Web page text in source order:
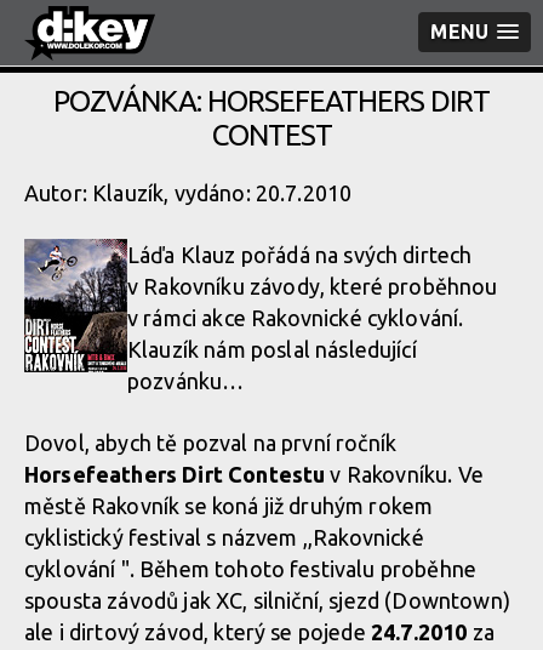
MENU
POZVÁNKA: HORSEFEATHERS DIRT
CONTEST
Autor: Klauzík, vydáno: 20.7.2010
Láďa Klauz pořádá na svých dirtech
v Rakovníku závody, které proběhnou
v rámci akce Rakovnické cyklování.
Klauzík nám poslal následující
pozvánku…
Dovol, abych tě pozval na první ročník
Horsefeathers Dirt Contestu v Rakovníku. Ve
městě Rakovník se koná již druhým rokem
cyklistický festival s názvem ,,Rakovnické
cyklování ". Během tohoto festivalu proběhne
spousta závodů jak XC, silniční, sjezd (Downtown)
ale i dirtový závod, který se pojede 24.7.2010 za